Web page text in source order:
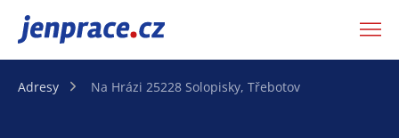
JenPráce.cz
Adresy Na Hrázi 25228 Solopisky, Třebotov